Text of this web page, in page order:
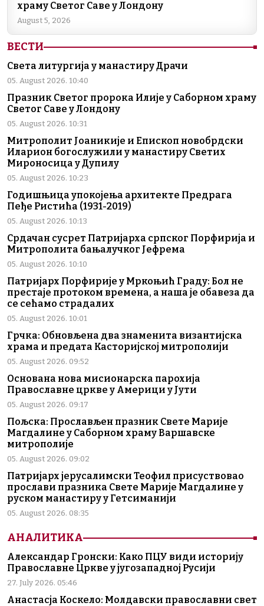
храму Светог Саве у Лондону
August 5, 2026
ВЕСТИ
Света литургија у манастиру Драчи
05. August 2026. 10:40
Празник Светог пророка Илије у Саборном храму
Светог Саве у Лондону
05. August 2026. 10:31
Митрополит Јоаникије и Епископ новобрдски
Иларион богослужили у манастиру Светих
Мироносица у Дупилу
05. August 2026. 10:23
Годишњица упокојења архитекте Предрага
Пеђе Ристића (1931-2019)
05. August 2026. 10:13
Срдачан сусрет Патријарха српског Порфирија и
Митрополита бањалучког Јефрема
05. August 2026. 10:10
Патријарх Порфирије у Мркоњић Граду: Бол не
престаје протоком времена, а наша је обавеза да
се сећамо страдалих
05. August 2026. 10:01
Грчка: Обновљена два знаменита византијска
храма и предата Касторијској митрополији
05. August 2026. 09:52
Основана нова мисионарска парохија
Православне цркве у Америци у Јути
05. August 2026. 09:17
Пољска: Прослављен празник Свете Марије
Магдалине у Саборном храму Варшавске
митрополије
05. August 2026. 09:02
Патријарх јерусалимски Теофил присуствовао
прослави празника Свете Марије Магдалине у
руском манастиру у Гетсиманији
05. August 2026. 08:35
АНАЛИТИКА
Александар Гронски: Како ПЦУ види историју
Православне Цркве у југозападној Русији
27. July 2026. 05:46
Анастасја Коскело: Молдавски православни свет